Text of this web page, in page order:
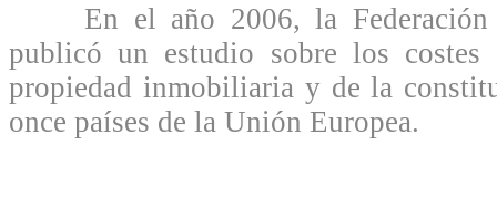
En el año 2006, la Federación
publicó un estudio sobre los costes
propiedad inmobiliaria y de la
once países de la Unión Europea.